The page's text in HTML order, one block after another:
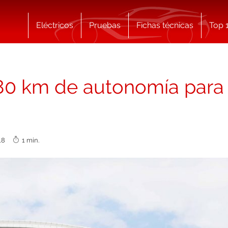
Eléctricos Pruebas Fichas técnicas Top
km de autonomía
1 min.